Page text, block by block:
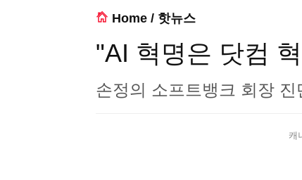
Home / 핫뉴스
"AI 혁명은 닷컴
손정의 소프트뱅크 회장 진
캐